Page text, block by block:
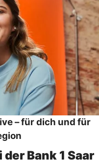
– für dich und für
Bank 1 Saar